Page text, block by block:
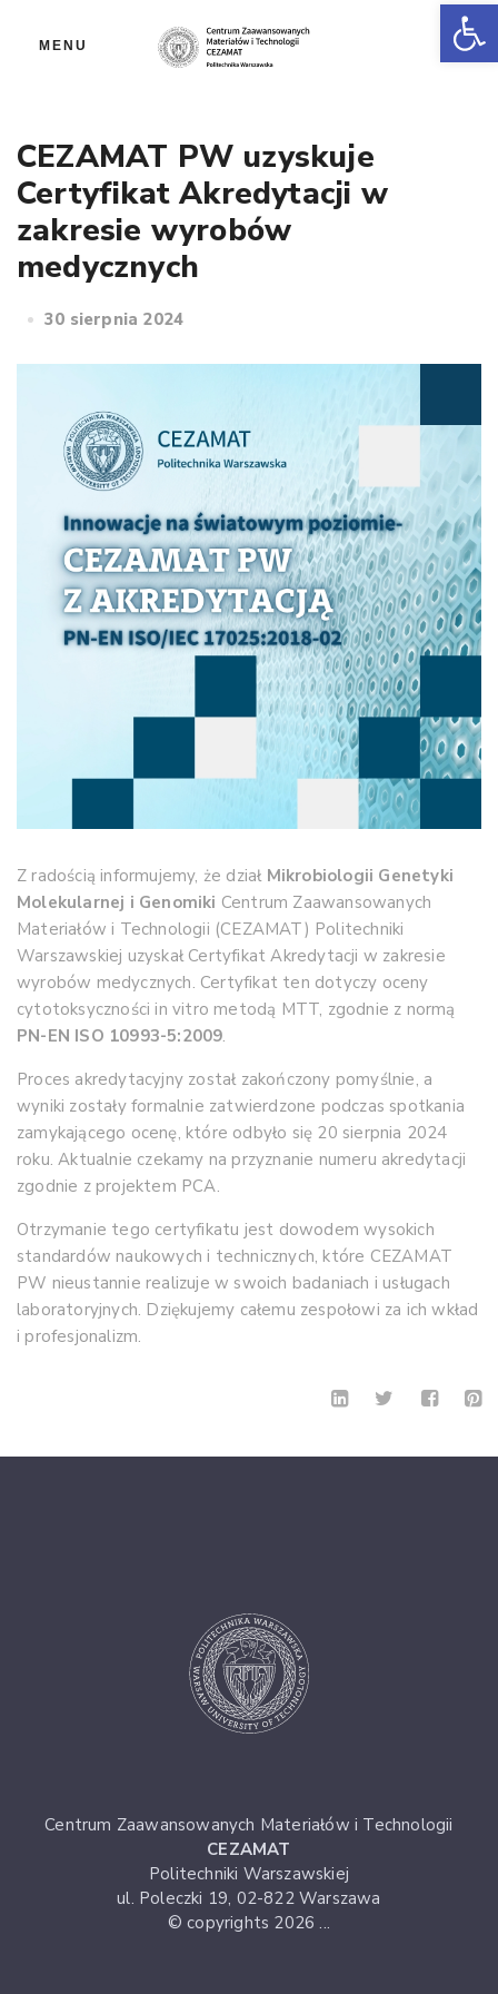
MENU
CEZAMAT PW uzyskuje
Certyfikat Akredytacji w
zakresie wyrobów
medycznych
30 sierpnia 2024
Z radością informujemy, że dział Mikrobiologii Genetyki
Molekularnej i Genomiki Centrum Zaawansowanych
Materiałów i Technologii (CEZAMAT) Politechniki
Warszawskiej uzyskał Certyfikat Akredytacji w zakresie
wyrobów medycznych. Certyfikat ten dotyczy oceny
cytotoksyczności in vitro metodą MTT, zgodnie z normą
PN-EN ISO 10993-5:2009.
Proces akredytacyjny został zakończony pomyślnie, a
wyniki zostały formalnie zatwierdzone podczas spotkania
zamykającego ocenę, które odbyło się 20 sierpnia 2024
roku. Aktualnie czekamy na przyznanie numeru akredytacji
zgodnie z projektem PCA.
Otrzymanie tego certyfikatu jest dowodem wysokich
standardów naukowych i technicznych, które CEZAMAT
PW nieustannie realizuje w swoich badaniach i usługach
laboratoryjnych. Dziękujemy całemu zespołowi za ich wkład
i profesjonalizm.
Centrum Zaawansowanych Materiałów i Technologii
CEZAMAT
Politechniki Warszawskiej
ul. Poleczki 19, 02-822 Warszawa
© copyrights 2026 ...